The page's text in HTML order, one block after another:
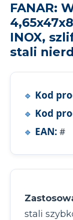
FANAR:
INOX,
stali
Kod
Kod
EAN: #
stali